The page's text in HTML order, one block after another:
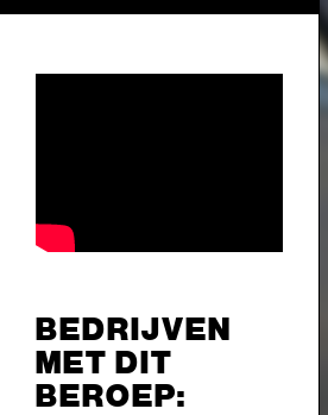
BEDRIJVEN
MET DIT
BEROEP: